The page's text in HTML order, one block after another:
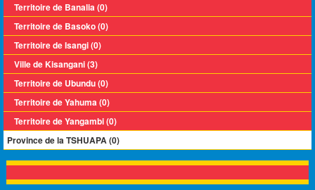
Territoire de Banalia (0)
Territoire de Basoko (0)
Territoire de Isangi (0)
Ville de Kisangani (3)
Territoire de Ubundu (0)
Territoire de Yahuma (0)
Territoire de Yangambi (0)
Province de la TSHUAPA (0)